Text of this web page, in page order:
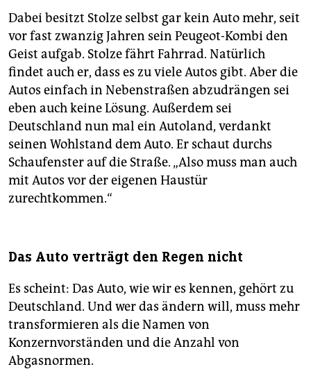
Dabei besitzt Stolze selbst gar kein Auto mehr, seit
vor fast zwanzig Jahren sein Peugeot-Kombi den
Geist aufgab. Stolze fährt Fahrrad. Natürlich
findet auch er, dass es zu viele Autos gibt. Aber die
Autos einfach in Nebenstraßen abzudrängen sei
eben auch keine Lösung. Außerdem sei
Deutschland nun mal ein Autoland, verdankt
seinen Wohlstand dem Auto. Er schaut durchs
Schaufenster auf die Straße. „Also muss man auch
mit Autos vor der eigenen Haustür
zurechtkommen.“
Das Auto verträgt den Regen nicht
Es scheint: Das Auto, wie wir es kennen, gehört zu
Deutschland. Und wer das ändern will, muss mehr
transformieren als die Namen von
Konzernvorständen und die Anzahl von
Abgasnormen.